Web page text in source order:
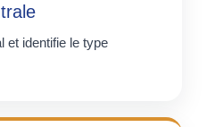
et identifie le type